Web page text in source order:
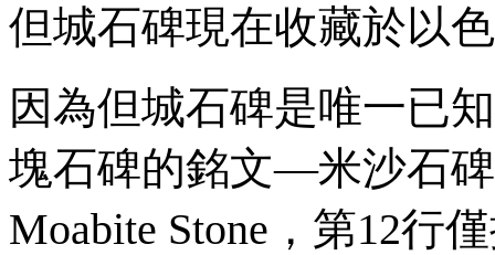
但城石碑現在收藏於以
因為但城石碑是唯一已
塊石碑的銘文—米沙石碑
Moabite Stone ，第12行